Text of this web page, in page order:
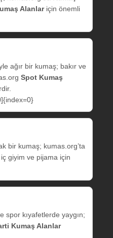
Alanlariçin önemli
ağır bir kumaş; bakır ve
Spot Kumaş
bir kumaş; kumas.org’ta
giyim ve pijama için
spor kıyafetlerde yaygın;
Kumaş Alanlar